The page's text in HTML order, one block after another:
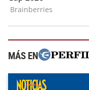
MÁS EN